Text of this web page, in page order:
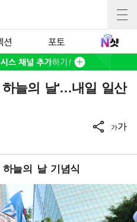
션 포토
늘의 날'…내일 일산
가가
늘의 날 기념식